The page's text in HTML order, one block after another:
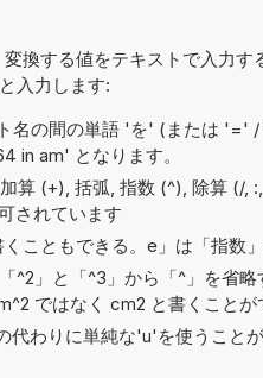
換する値をテキストで入力す
入力します:
名の間の単語 'を' (または '='
in am' となります。
算 (+), 括弧, 指数 (^), 除算 (/,
されています
こともできる。e」は「指数」
^2」と「^3」から「^」を省
ではなく cm2 と書くことが
わりに単純な'u'を使うこと